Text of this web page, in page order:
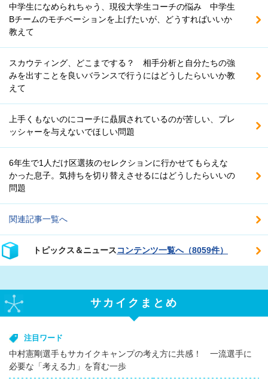
中学生になめられちゃう、現役大学生コーチの悩み 中学生
Bチームのモチベーションを上げたいが、どうすればいいか
教えて
スカウティング、どこまでする？ 相手分析と自分たちの強
みを出すことを良いバランスで行うにはどうしたらいいか教
えて
上手くもないのにコーチに贔屓されているのが苦しい、プレ
ッシャーを与えないでほしい問題
6年生で1人だけ区選抜のセレクションに行かせてもらえな
かった息子。気持ちを切り替えさせるにはどうしたらいいの
問題
関連記事一覧へ
トピックス＆ニュースコンテンツ一覧へ（8059件）
サカイクまとめ
注目ワード
中村憲剛選手もサカイクキャンプの考え方に共感！ 一流選手に
必要な「考える力」を育む一歩